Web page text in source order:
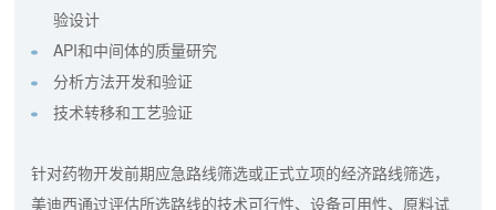
验设计
API和中间体的质量研究
分析方法开发和验证
技术转移和工艺验证
针对药物开发前期应急路线筛选或正式立项的经济路线筛选，
美迪西通过评估所选路线的技术可行性、设备可用性、原料试